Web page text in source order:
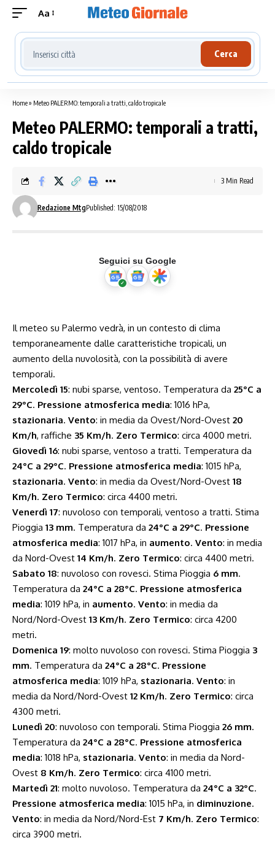
Aa
Cerca località meteo
Cerca
Home» Meteo PALERMO: temporali a tratti, caldo tropicale
Meteo PALERMO: temporali a tratti,
caldo tropicale
Redazione MtgPublished: 15/08/2018
3 Min Read
Seguici su Google
Il meteo su Palermo vedrà, in un contesto di clima
temporaneamente dalle caratteristiche tropicali, un
aumento della nuvolosità, con la possibilità di avere
temporali.
Mercoledì 15: nubi sparse, ventoso. Temperatura da 25°C a
29°C. Pressione atmosferica media: 1016 hPa,
stazionaria. Vento: in media da Ovest/Nord-Ovest 20
Km/h, raffiche 35 Km/h. Zero Termico: circa 4000 metri.
Giovedì 16: nubi sparse, ventoso a tratti. Temperatura da
24°C a 29°C. Pressione atmosferica media: 1015 hPa,
stazionaria. Vento: in media da Ovest/Nord-Ovest 18
Km/h. Zero Termico: circa 4400 metri.
Venerdì 17: nuvoloso con temporali, ventoso a tratti. Stima
Pioggia 13 mm. Temperatura da 24°C a 29°C. Pressione
atmosferica media: 1017 hPa, in aumento. Vento: in media
da Nord-Ovest 14 Km/h. Zero Termico: circa 4400 metri.
Sabato 18: nuvoloso con rovesci. Stima Pioggia 6 mm.
Temperatura da 24°C a 28°C. Pressione atmosferica
media: 1019 hPa, in aumento. Vento: in media da
Nord/Nord-Ovest 13 Km/h. Zero Termico: circa 4200
metri.
Domenica 19: molto nuvoloso con rovesci. Stima Pioggia 3
mm. Temperatura da 24°C a 28°C. Pressione
atmosferica media: 1019 hPa, stazionaria. Vento: in
media da Nord/Nord-Ovest 12 Km/h. Zero Termico: circa
4300 metri.
Lunedì 20: nuvoloso con temporali. Stima Pioggia 26 mm.
Temperatura da 24°C a 28°C. Pressione atmosferica
media: 1018 hPa, stazionaria. Vento: in media da Nord-
Ovest 8 Km/h. Zero Termico: circa 4100 metri.
Martedì 21: molto nuvoloso. Temperatura da 24°C a 32°C.
Pressione atmosferica media: 1015 hPa, in diminuzione.
Vento: in media da Nord/Nord-Est 7 Km/h. Zero Termico:
circa 3900 metri.